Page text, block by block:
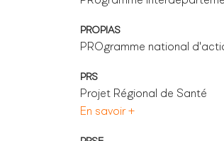
PROPIAS
PROgramme national
PRS
Projet Régional de Santé
En savoir +